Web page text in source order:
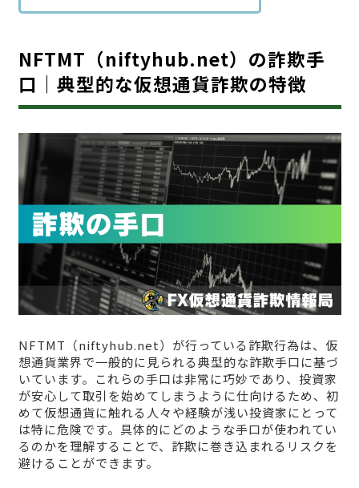
NFTMT（niftyhub.net）の詐欺手
口｜典型的な仮想通貨詐欺の特徴
NFTMT（niftyhub.net）が行っている詐欺行為は、仮
想通貨業界で一般的に見られる典型的な詐欺手口に基づ
いています。これらの手口は非常に巧妙であり、投資家
が安心して取引を始めてしまうように仕向けるため、初
めて仮想通貨に触れる人々や経験が浅い投資家にとって
は特に危険です。具体的にどのような手口が使われてい
るのかを理解することで、詐欺に巻き込まれるリスクを
避けることができます。